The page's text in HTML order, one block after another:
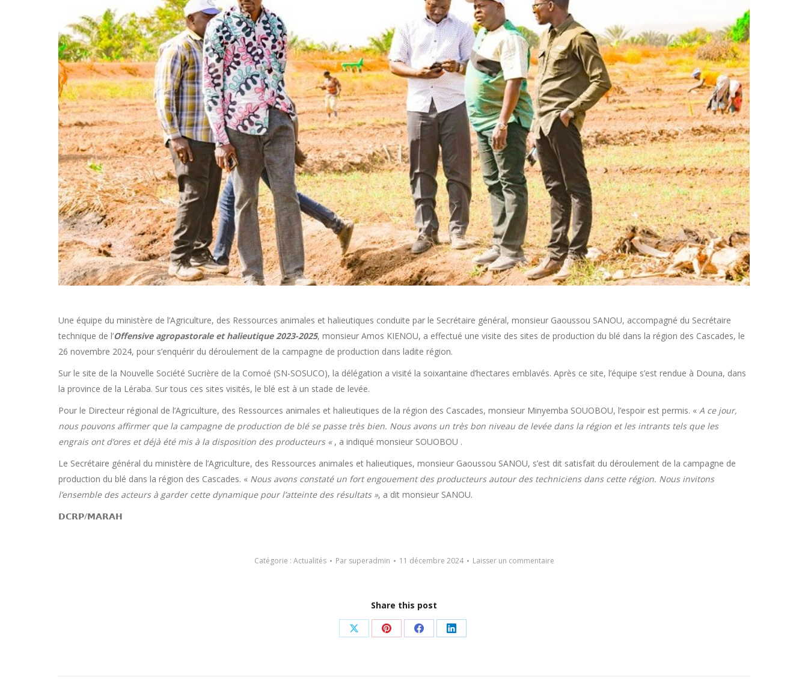
Une équipe du ministère de l’Agriculture, des Ressources animales et halieutiques conduite par le Secrétaire général, monsieur Gaoussou SANOU, accompagné du Secrétaire
technique de l’Offensive agropastorale et halieutique 2023-2025, monsieur Amos KIENOU, a effectué une visite des sites de production du blé dans la région des Cascades, le
26 novembre 2024, pour s’enquérir du déroulement de la campagne de production dans ladite région.
Sur le site de la Nouvelle Société Sucrière de la Comoé (SN-SOSUCO), la délégation a visité la soixantaine d’hectares emblavés. Après ce site, l’équipe s’est rendue à Douna, dans
la province de la Léraba. Sur tous ces sites visités, le blé est à un stade de levée.
Pour le Directeur régional de l’Agriculture, des Ressources animales et halieutiques de la région des Cascades, monsieur Minyemba SOUOBOU, l’espoir est permis. « A ce jour,
nous pouvons affirmer que la campagne de production de blé se passe très bien. Nous avons un très bon niveau de levée dans la région et les intrants tels que les
engrais ont d’ores et déjà été mis à la disposition des producteurs « , a indiqué monsieur SOUOBOU .
Le Secrétaire général du ministère de l’Agriculture, des Ressources animales et halieutiques, monsieur Gaoussou SANOU, s’est dit satisfait du déroulement de la campagne de
production du blé dans la région des Cascades. « Nous avons constaté un fort engouement des producteurs autour des techniciens dans cette région. Nous invitons
l’ensemble des acteurs à garder cette dynamique pour l’atteinte des résultats », a dit monsieur SANOU.
𝗗𝗖𝗥𝗣/𝗠𝗔𝗥𝗔𝗛
Catégorie : Actualités Par superadmin 11 décembre 2024 Laisser un commentaire
Share this post
Partager
X
Partager
Pinterest
Partager
Facebook
Partager
LinkedIn